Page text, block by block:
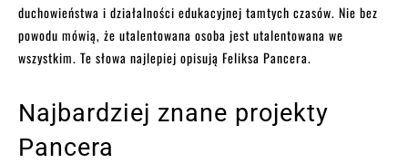
duchowieństwa i działalności edukacyjnej tamtych czasów. Nie bez
powodu mówią, że utalentowana osoba jest utalentowana we
wszystkim. Te słowa najlepiej opisują Feliksa Pancera.
Najbardziej znane projekty
Pancera